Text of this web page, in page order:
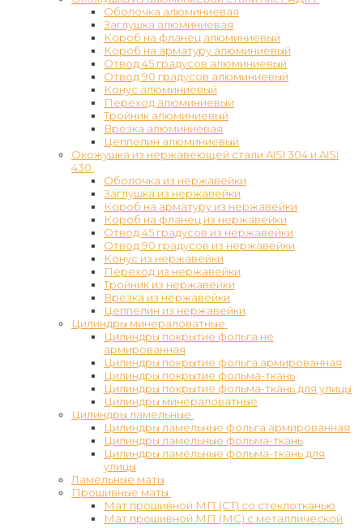
Оболочка алюминиевая
Заглушка алюминиевая
Короб на фланец алюминиевый
Короб на арматуру алюминиевый
Отвод 45 градусов алюминиевый
Отвод 90 градусов алюминиевый
Конус алюминиевый
Переход алюминиевый
Тройник алюминиевый
Врезка алюминиевая
Цеппелин алюминиевый
Окожушка из нержавеющей стали AISI 304 и AISI
430
Оболочка из нержавейки
Заглушка из нержавейки
Короб на арматуру из нержавейки
Короб на фланец из нержавейки
Отвод 45 градусов из нержавейки
Отвод 90 градусов из нержавейки
Конус из нержавейки
Переход из нержавейки
Тройник из нержавейки
Врезка из нержавейки
Цеппелин из нержавейки
Цилиндры минераловатные
Цилиндры покрытие фольга не
армированная
Цилиндры покрытие фольга армированная
Цилиндры покрытие фольма-ткань
Цилиндры покрытие фольма-ткань для улицы
Цилиндры минераловатные
Цилиндры ламельные
Цилиндры ламельные фольга армированная
Цилиндры ламельные фольма-ткань
Цилиндры ламельные фольма-ткань для
улицы
Ламельные маты
Прошивные маты
Мат прошивной МП (СТ) со стеклотканью
Мат прошивной МП (МС) с металлической